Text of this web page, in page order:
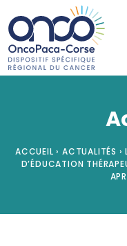
ACCUEIL › ACTUALITÉS ›
D’ÉDUCATION
Panneau de gestion